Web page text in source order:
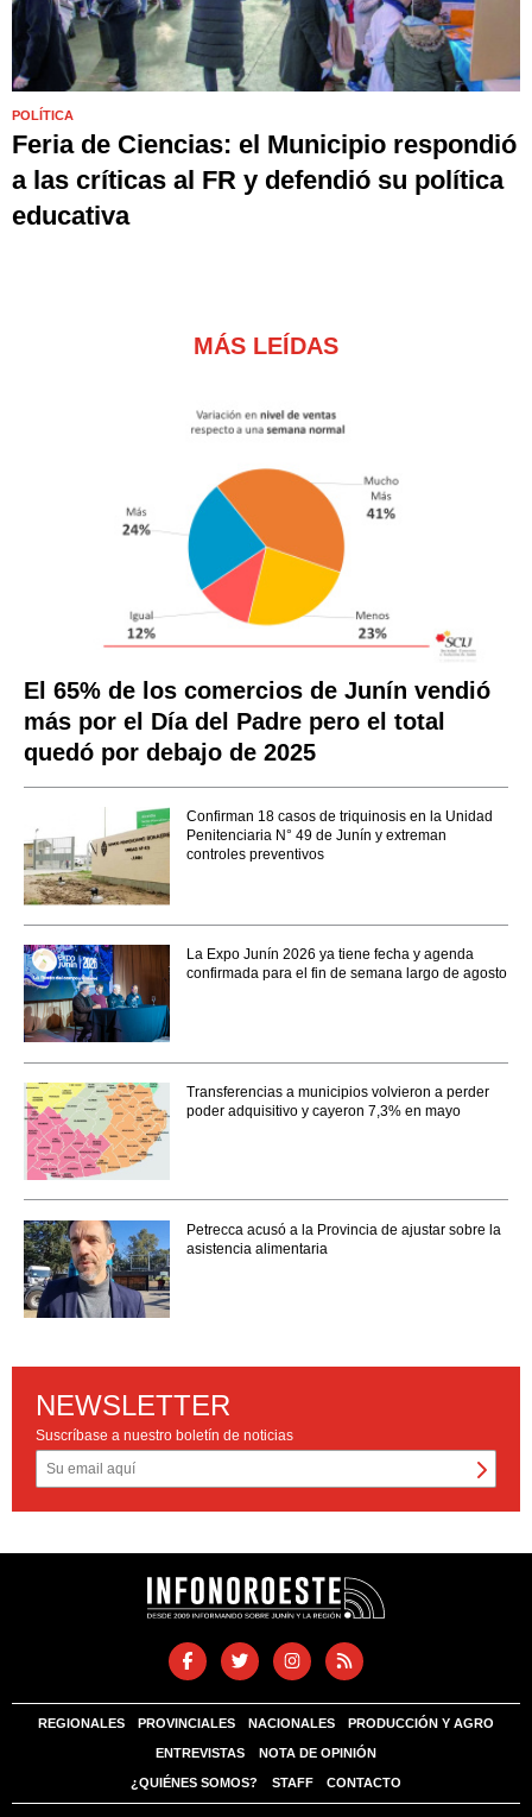
POLÍTICA
Feria de Ciencias: el Municipio respondió
a las críticas al FR y defendió su política
educativa
MÁS LEÍDAS
El 65% de los comercios de Junín vendió
más por el Día del Padre pero el total
quedó por debajo de 2025
Confirman 18 casos de triquinosis en la Unidad
Penitenciaria N° 49 de Junín y extreman
controles preventivos
La Expo Junín 2026 ya tiene fecha y agenda
confirmada para el fin de semana largo de agosto
Transferencias a municipios volvieron a perder
poder adquisitivo y cayeron 7,3% en mayo
Petrecca acusó a la Provincia de ajustar sobre la
asistencia alimentaria
NEWSLETTER
Suscríbase a nuestro boletín de noticias
REGIONALES PROVINCIALES NACIONALES PRODUCCIÓN Y AGRO
ENTREVISTAS NOTA DE OPINIÓN
¿QUIÉNES SOMOS? STAFF CONTACTO